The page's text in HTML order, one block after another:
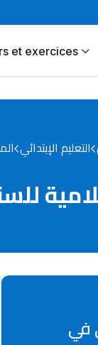
et exercices
التعليم الإبتدائي
في